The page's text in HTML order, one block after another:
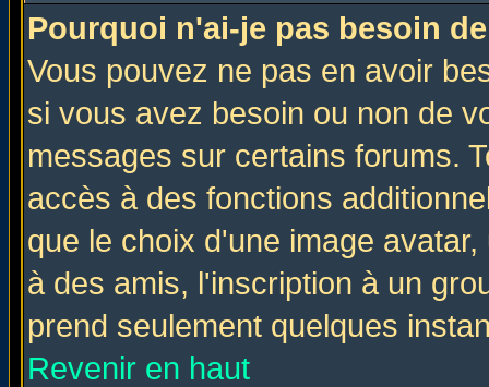
Pourquoi n'ai-je pas besoin
Vous pouvez ne pas en avoir
si vous avez besoin ou non de
messages sur certains forums.
accès à des fonctions
que le choix d'une image
à des amis, l'inscription à un
prend seulement quelques
Revenir en haut